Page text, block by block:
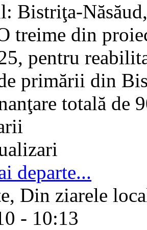
Bistriţa-
treime din
pentru
primării din
totală de
departe...
Din ziarele
- 10:13